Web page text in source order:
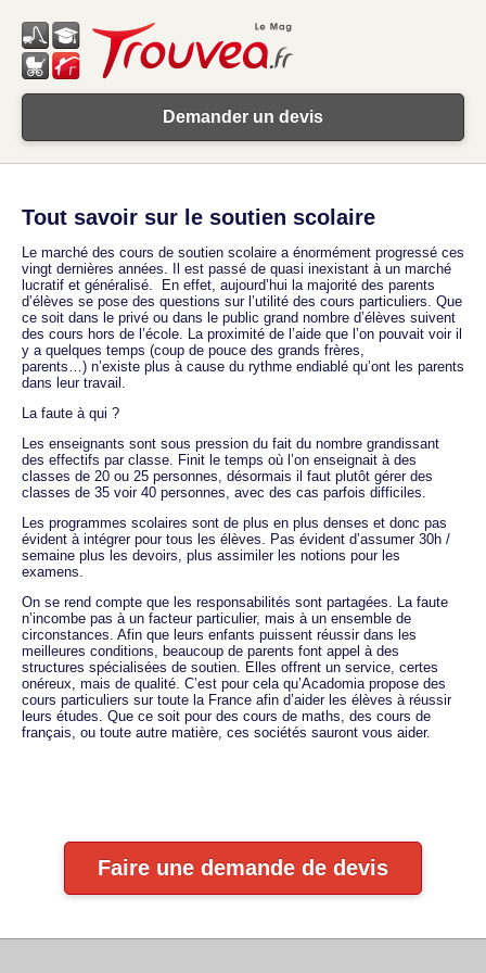
Demander un devis
Tout savoir sur le soutien scolaire
Le marché des cours de soutien scolaire a énormément progressé ces
vingt dernières années. Il est passé de quasi inexistant à un marché
lucratif et généralisé. En effet, aujourd’hui la majorité des parents
d’élèves se pose des questions sur l’utilité des cours particuliers. Que
ce soit dans le privé ou dans le public grand nombre d’élèves suivent
des cours hors de l’école. La proximité de l’aide que l’on pouvait voir il
y a quelques temps (coup de pouce des grands frères,
parents…) n’existe plus à cause du rythme endiablé qu’ont les parents
dans leur travail.
La faute à qui ?
Les enseignants sont sous pression du fait du nombre grandissant
des effectifs par classe. Finit le temps où l’on enseignait à des
classes de 20 ou 25 personnes, désormais il faut plutôt gérer des
classes de 35 voir 40 personnes, avec des cas parfois difficiles.
Les programmes scolaires sont de plus en plus denses et donc pas
évident à intégrer pour tous les élèves. Pas évident d’assumer 30h /
semaine plus les devoirs, plus assimiler les notions pour les
examens.
On se rend compte que les responsabilités sont partagées. La faute
n’incombe pas à un facteur particulier, mais à un ensemble de
circonstances. Afin que leurs enfants puissent réussir dans les
meilleures conditions, beaucoup de parents font appel à des
structures spécialisées de soutien. Elles offrent un service, certes
onéreux, mais de qualité. C’est pour cela qu’Acadomia propose des
cours particuliers sur toute la France afin d’aider les élèves à réussir
leurs études. Que ce soit pour des cours de maths, des cours de
français, ou toute autre matière, ces sociétés sauront vous aider.
Faire une demande de devis